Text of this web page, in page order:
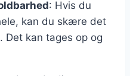
: Hvis du
kan du skære det
Det kan tages op og